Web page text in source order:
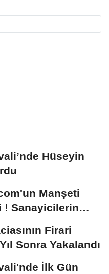
Hüseyin
Manşeti
! Sanayicilerin
Firari
Sonra Yakalandı
İlk Gün